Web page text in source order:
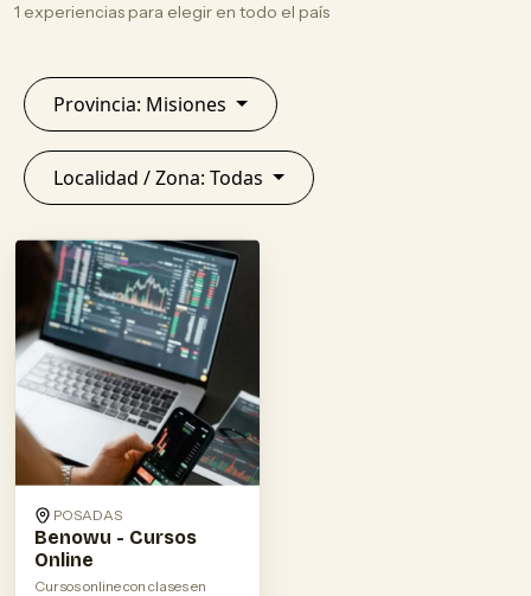
1 experiencias para elegir en todo el país
Provincia: Misiones
Localidad / Zona: Todas
POSADAS
Benowu - Cursos
Online
Cursos online con clases en